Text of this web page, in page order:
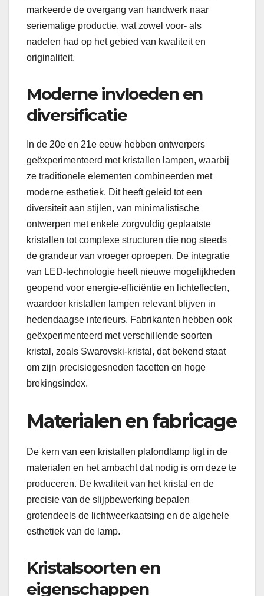
markeerde de overgang van handwerk naar
seriematige productie, wat zowel voor- als
nadelen had op het gebied van kwaliteit en
originaliteit.
Moderne invloeden en
diversificatie
In de 20e en 21e eeuw hebben ontwerpers
geëxperimenteerd met kristallen lampen, waarbij
ze traditionele elementen combineerden met
moderne esthetiek. Dit heeft geleid tot een
diversiteit aan stijlen, van minimalistische
ontwerpen met enkele zorgvuldig geplaatste
kristallen tot complexe structuren die nog steeds
de grandeur van vroeger oproepen. De integratie
van LED-technologie heeft nieuwe mogelijkheden
geopend voor energie-efficiëntie en lichteffecten,
waardoor kristallen lampen relevant blijven in
hedendaagse interieurs. Fabrikanten hebben ook
geëxperimenteerd met verschillende soorten
kristal, zoals Swarovski-kristal, dat bekend staat
om zijn precisiegesneden facetten en hoge
brekingsindex.
Materialen en fabricage
De kern van een kristallen plafondlamp ligt in de
materialen en het ambacht dat nodig is om deze te
produceren. De kwaliteit van het kristal en de
precisie van de slijpbewerking bepalen
grotendeels de lichtweerkaatsing en de algehele
esthetiek van de lamp.
Kristalsoorten en
eigenschappen